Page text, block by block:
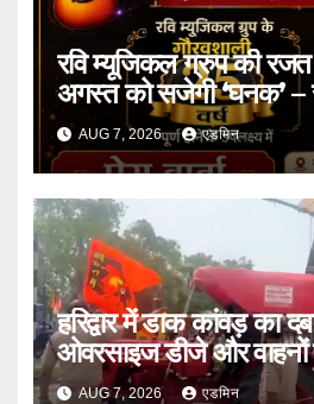
रवि म्यूजिकल ग्रुप की
अगस्त को सजेगी ‘घनक’ –
AUG 7, 2026 एडमिन
हरिद्वार में डाक कांवड़ का
ओवरसाइज डीजे और वाहनों
सख्तAUG 7, 2026 एडमिन